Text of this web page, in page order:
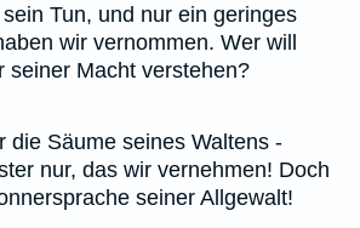
Tun, und nur ein geringes
wir vernommen. Wer will
seiner Macht verstehen?
die Säume seines Waltens -
nur, das wir vernehmen! Doch
seiner Allgewalt!